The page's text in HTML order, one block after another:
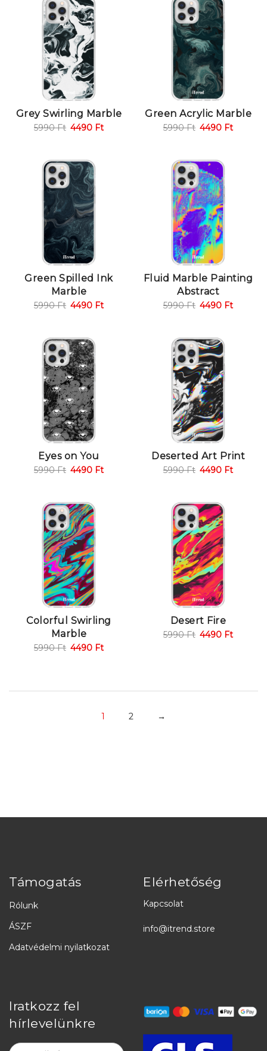
Grey Swirling Marble
5990Ft 4490 Ft
Green Acrylic Marble
5990Ft 4490 Ft
Green Spilled Ink
Marble
5990Ft 4490 Ft
Fluid Marble Painting
Abstract
5990Ft 4490 Ft
Eyes on You
5990Ft 4490 Ft
Deserted Art Print
5990Ft 4490 Ft
Colorful Swirling
Marble
5990Ft 4490 Ft
Desert Fire
5990Ft 4490 Ft
1 2 →
Támogatás
Rólunk
ÁSZF
Adatvédelmi nyilatkozat
Elérhetőség
Kapcsolat
info@itrend.store
Iratkozz fel
hírlevelünkre